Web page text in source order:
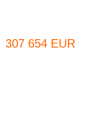
307 654 EUR